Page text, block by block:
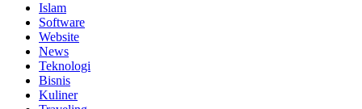
Islam
Software
Website
News
Teknologi
Bisnis
Kuliner